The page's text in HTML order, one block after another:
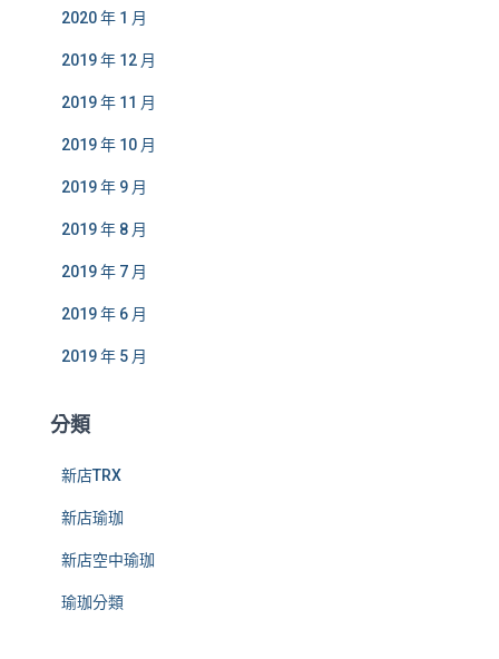
2020 年 1 月
2019 年 12 月
2019 年 11 月
2019 年 10 月
2019 年 9 月
2019 年 8 月
2019 年 7 月
2019 年 6 月
2019 年 5 月
分類
新店TRX
新店瑜珈
新店空中瑜珈
瑜珈分類